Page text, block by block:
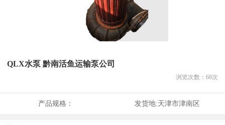
QLX水泵 黔南活鱼运输泵公司
浏览次数： 68次
产品规格： 发货地:天津市津南区